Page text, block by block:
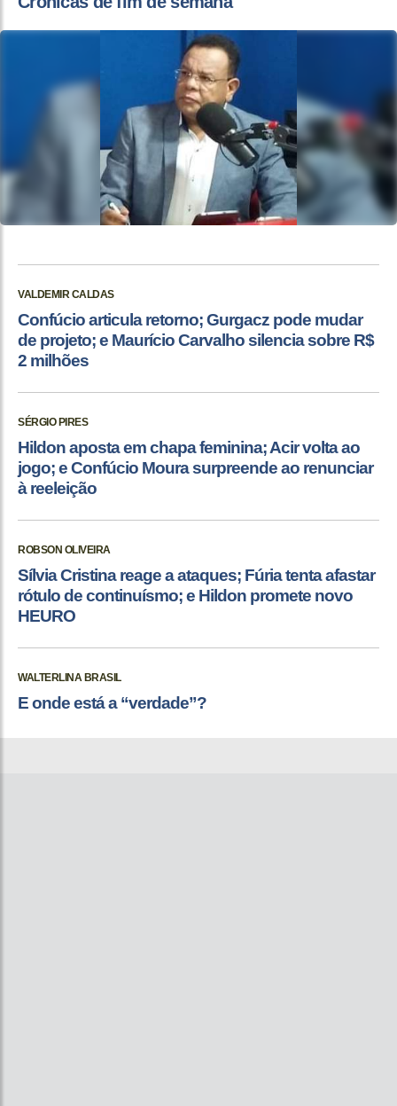
VALDEMIR CALDAS
Confúcio articula retorno; Gurgacz pode mudar
de projeto; e Maurício Carvalho silencia sobre R$
2 milhões
SÉRGIO PIRES
Hildon aposta em chapa feminina; Acir volta ao
jogo; e Confúcio Moura surpreende ao renunciar
à reeleição
ROBSON OLIVEIRA
Sílvia Cristina reage a ataques; Fúria tenta afastar
rótulo de continuísmo; e Hildon promete novo
HEURO
WALTERLINA BRASIL
E onde está a “verdade”?